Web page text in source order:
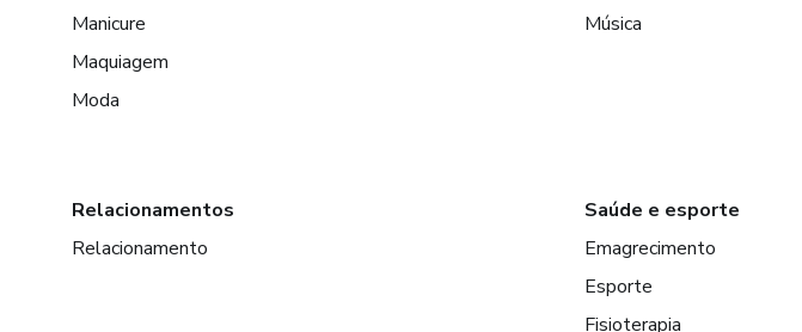
Manicure
Maquiagem
Moda
Música
Relacionamentos
Relacionamento
Saúde e esporte
Emagrecimento
Esporte
Fisioterapia